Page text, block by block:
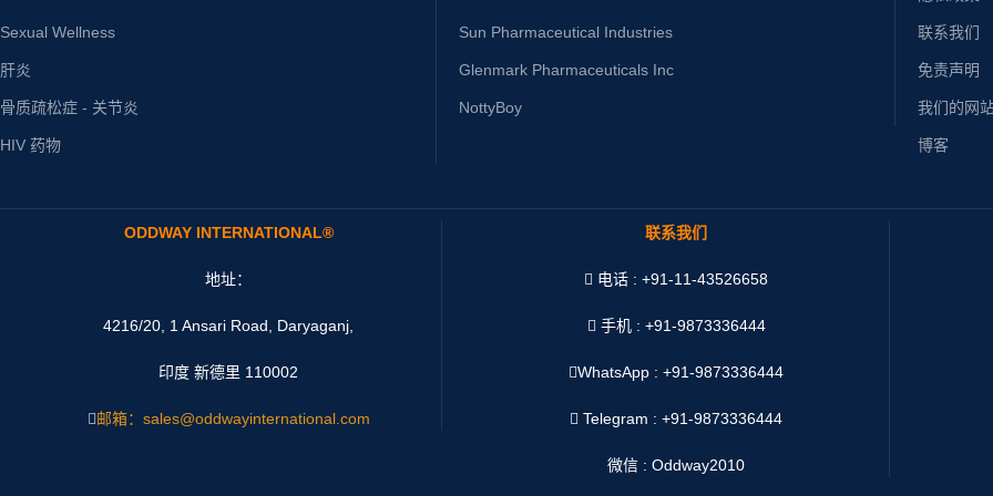
Sexual Wellness
肝炎
骨质疏松症 - 关节炎
HIV 药物
Sun Pharmaceutical Industries
Glenmark Pharmaceuticals Inc
NottyBoy
联系我们
免责声明
我们的网
博客
ODDWAY INTERNATIONAL®
地址：
4216/20, 1 Ansari Road, Daryaganj,
印度 新德里 110002
邮箱：sales@oddwayinternational.com
联系我们
电话 : +91-11-43526658
手机 : +91-9873336444
WhatsApp :+91-9873336444
Telegram : +91-9873336444
微信 : Oddway2010